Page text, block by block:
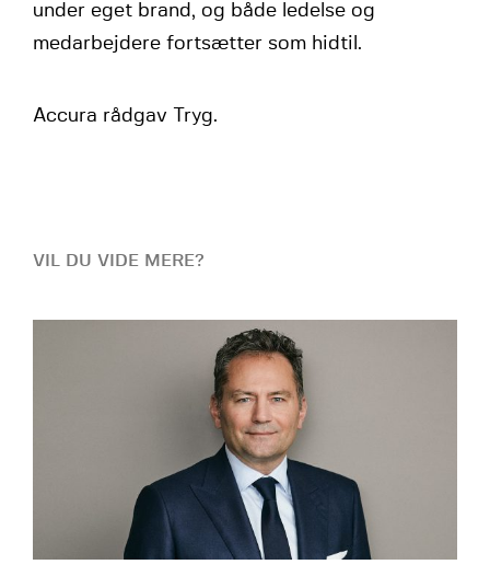
under eget brand, og både ledelse og
medarbejdere fortsætter som hidtil.
Accura rådgav Tryg.
VIL DU VIDE MERE?